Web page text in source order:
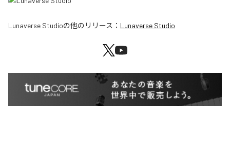
Lunaverse Studioの他のリリース： Lunaverse Studio